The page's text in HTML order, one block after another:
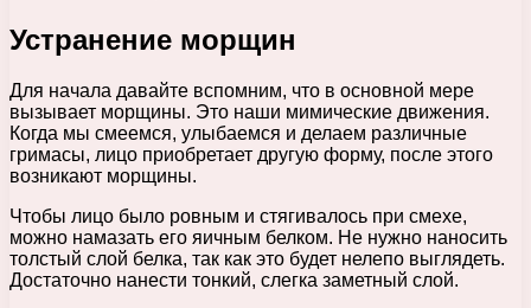
Устранение морщин
Для начала давайте вспомним, что в основной мере
вызывает морщины. Это наши мимические движения.
Когда мы смеемся, улыбаемся и делаем различные
гримасы, лицо приобретает другую форму, после этого
возникают морщины.
Чтобы лицо было ровным и стягивалось при смехе,
можно намазать его яичным белком. Не нужно наносить
толстый слой белка, так как это будет нелепо выглядеть.
Достаточно нанести тонкий, слегка заметный слой.